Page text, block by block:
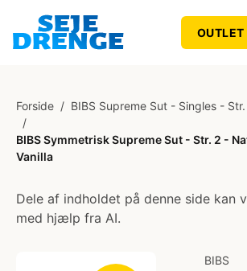
OUTLET
Forside / BIBS Supreme Sut - Singles -
/
BIBS Symmetrisk Supreme Sut - Str. 2 -
Vanilla
Dele af indholdet på denne side kan
med hjælp fra AI.
BIBS